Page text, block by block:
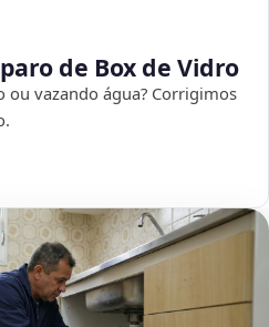
de Box de Vidro
ou vazando água? Corrigimos